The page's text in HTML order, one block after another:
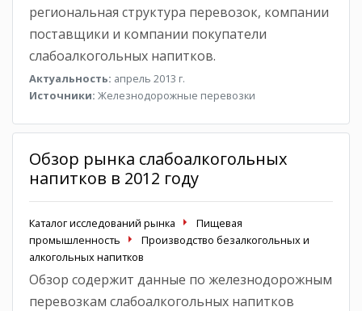
региональная структура перевозок, компании
поставщики и компании покупатели
слабоалкогольных напитков.
Актуальность: апрель 2013 г.
Источники: Железнодорожные перевозки
Обзор рынка слабоалкогольных
напитков в 2012 году
Каталог исследований рынка
Пищевая
промышленность
Производство безалкогольных и
алкогольных напитков
Обзор содержит данные по железнодорожным
перевозкам слабоалкогольных напитков